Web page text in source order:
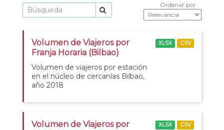
Ordenar por
Volumen de Viajeros por
Franja Horaria (Bilbao)
Volumen de viajeros por estación
en el núcleo de cercanías Bilbao,
año 2018
XLSX CSV
Volumen de Viajeros por
XLSX CSV